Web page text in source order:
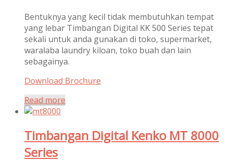
Bentuknya yang kecil tidak membutuhkan tempat
yang lebar Timbangan Digital KK 500 Series tepat
sekali untuk anda gunakan di toko, supermarket,
waralaba laundry kiloan, toko buah dan lain
sebagainya.
Download Brochure
Read more
Timbangan Digital Kenko MT 8000
Series